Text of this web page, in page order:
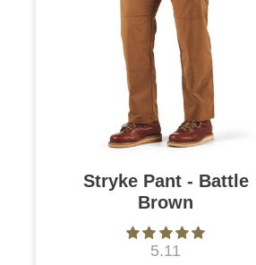
Stryke Pant - Battle
Brown
5.11